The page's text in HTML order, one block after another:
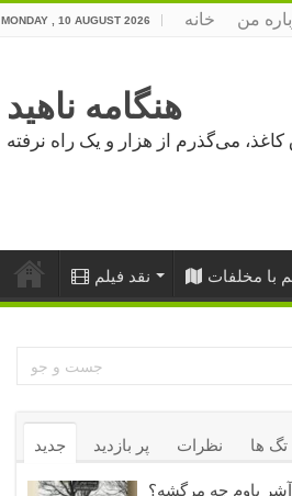
MONDAY , 10 AUGUST 2026 خانه من
هنگامه ناهید
نقد فیلم با مخلفات
جدید پر بازدید نظرات تگ ها
آشر باوم چه مرگشه؟